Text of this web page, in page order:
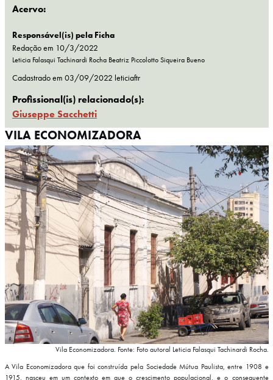
Acervo:
Responsável(is) pela Ficha
Redação em 10/3/2022
Leticia Falasqui Tachinardi Rocha Beatriz Piccolotto Siqueira Bueno
Cadastrado em 03/09/2022 leticiaftr
Profissional(is) relacionado(s):
Giuseppe Sacchetti
VILA ECONOMIZADORA
Vila Economizadora. Fonte: Foto autoral Leticia Falasqui Tachinardi Rocha.
A Vila Economizadora que foi construída pela Sociedade Mútua Paulista, entre 1908 e
1915, nasceu em um contexto em que o crescimento populacional, e o consequente